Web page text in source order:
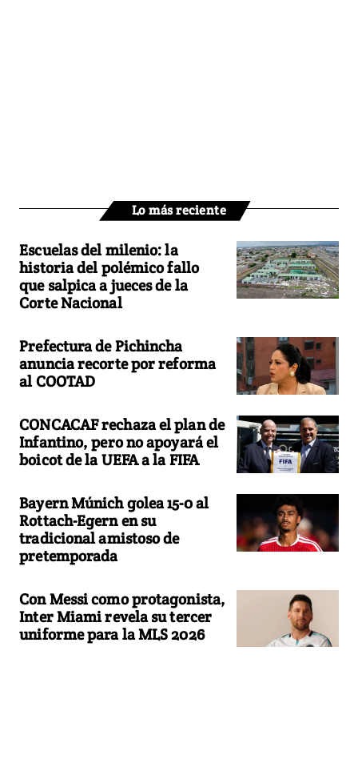
Lo más reciente
Escuelas del milenio: la
historia del polémico fallo
que salpica a jueces de la
Corte Nacional
Prefectura de Pichincha
anuncia recorte por reforma
al COOTAD
CONCACAF rechaza el plan de
Infantino, pero no apoyará el
boicot de la UEFA a la FIFA
Bayern Múnich golea 15-0 al
Rottach-Egern en su
tradicional amistoso de
pretemporada
Con Messi como protagonista,
Inter Miami revela su tercer
uniforme para la MLS 2026